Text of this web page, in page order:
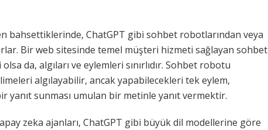
bahsettiklerinde, ChatGPT gibi sohbet robotlarından veya
Bir web sitesinde temel müşteri hizmeti sağlayan sohbet
da, algıları ve eylemleri sınırlıdır. Sohbet robotu
algılayabilir, ancak yapabilecekleri tek eylem,
yanıt sunması umulan bir metinle yanıt vermektir.
zeka ajanları, ChatGPT gibi büyük dil modellerine göre